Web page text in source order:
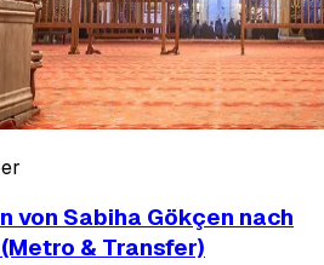
von Sabiha Gökçen nach
& Transfer)